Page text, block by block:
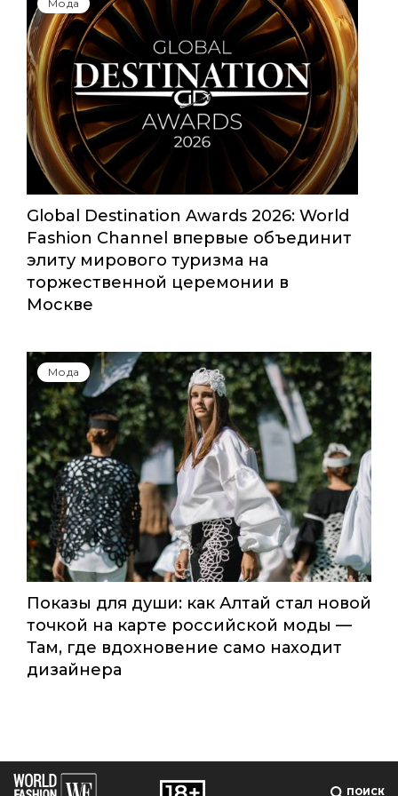
Юбилейный сезон Московской
недели моды собрал свыше 1000
заявок
Мода
Global Destination Awards 2026: World
Fashion Channel впервые объединит
элиту мирового туризма на
торжественной церемонии в
Москве